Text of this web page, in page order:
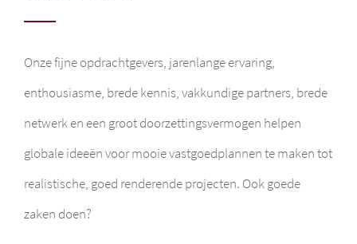
Onze fijne opdrachtgevers, jarenlange ervaring,
enthousiasme, brede kennis, vakkundige partners, brede
netwerk en een groot doorzettingsvermogen helpen
globale ideeën voor mooie vastgoedplannen te maken tot
realistische, goed renderende projecten. Ook goede
zaken doen?